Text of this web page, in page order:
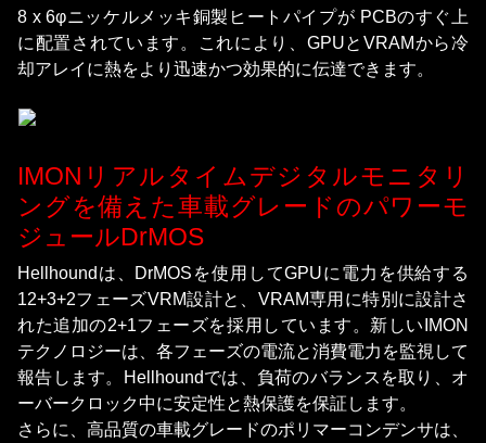
8 x 6φニッケルメッキ銅製ヒートパイプが PCBのすぐ上
に配置されています。これにより、GPUとVRAMから冷
却アレイに熱をより迅速かつ効果的に伝達できます。
IMONリアルタイムデジタルモニタリ
ングを備えた車載グレードのパワーモ
ジュールDrMOS
Hellhoundは、DrMOSを使用してGPUに電力を供給する
12+3+2フェーズVRM設計と、VRAM専用に特別に設計さ
れた追加の2+1フェーズを採用しています。新しいIMON
テクノロジーは、各フェーズの電流と消費電力を監視して
報告します。Hellhoundでは、負荷のバランスを取り、オ
ーバークロック中に安定性と熱保護を保証します。
さらに、高品質の車載グレードのポリマーコンデンサは、